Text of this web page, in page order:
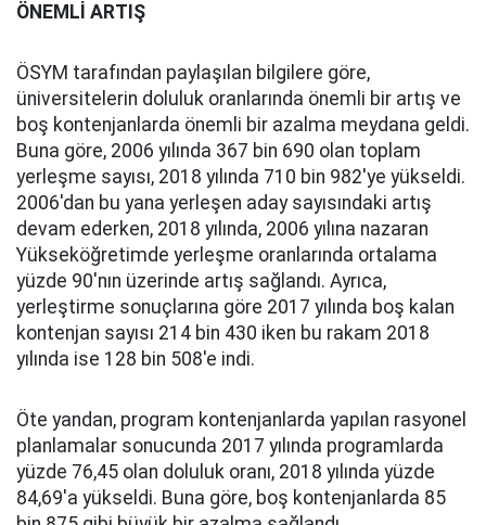
ÖNEMLİ ARTIŞ
ÖSYM tarafından paylaşılan bilgilere göre,
üniversitelerin doluluk oranlarında önemli bir artış ve
boş kontenjanlarda önemli bir azalma meydana geldi.
Buna göre, 2006 yılında 367 bin 690 olan toplam
yerleşme sayısı, 2018 yılında 710 bin 982'ye yükseldi.
2006'dan bu yana yerleşen aday sayısındaki artış
devam ederken, 2018 yılında, 2006 yılına nazaran
Yükseköğretimde yerleşme oranlarında ortalama
yüzde 90'nın üzerinde artış sağlandı. Ayrıca,
yerleştirme sonuçlarına göre 2017 yılında boş kalan
kontenjan sayısı 214 bin 430 iken bu rakam 2018
yılında ise 128 bin 508'e indi.
Öte yandan, program kontenjanlarda yapılan rasyonel
planlamalar sonucunda 2017 yılında programlarda
yüzde 76,45 olan doluluk oranı, 2018 yılında yüzde
84,69'a yükseldi. Buna göre, boş kontenjanlarda 85